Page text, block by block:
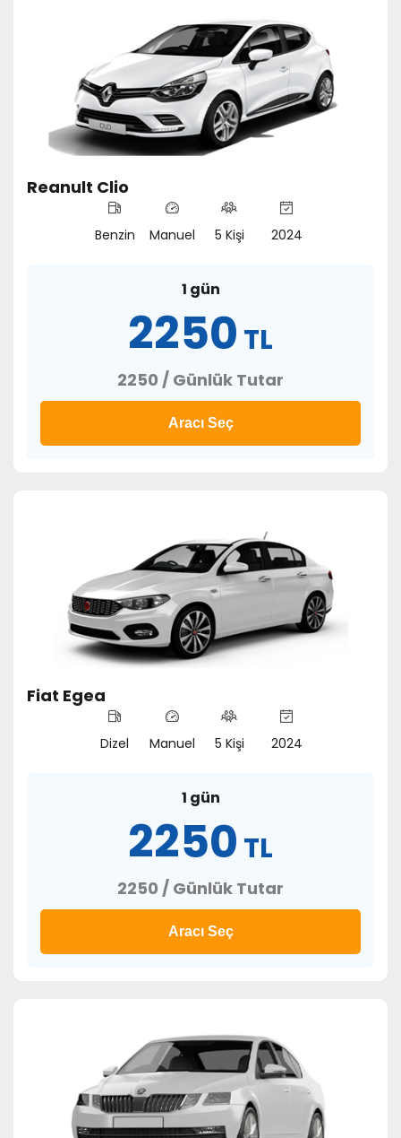
Reanult Clio
Benzin Manuel 5 Kişi 2024
1 gün
2250 TL
2250 / Günlük Tutar
Aracı Seç
Fiat Egea
Dizel Manuel 5 Kişi 2024
1 gün
2250 TL
2250 / Günlük Tutar
Aracı Seç